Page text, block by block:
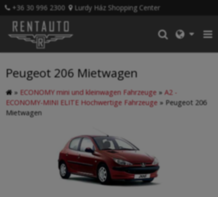
+36 30 996 2300 Lurdy Ház Shopping Center
Peugeot 206 Mietwagen
» ECONOMY mini und kleinwagen Fahrzeuge » A2 -
ECONOMY-MINI ELITE Hochwertige Fahrzeuge » Peugeot 206
Mietwagen